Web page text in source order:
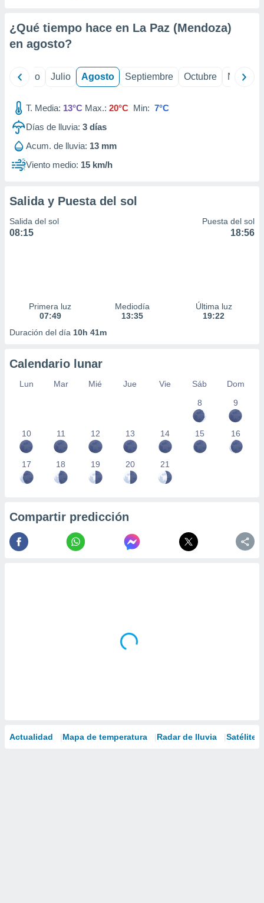
de
¿Qué tiempo hace en La Paz (Mendoza)
en agosto?
Junio Julio Agosto Septiembre Octubre
T. Media: 13°C Max.: 20°C Min: 7°C
Días de lluvia: 3 días
Acum. de lluvia: 13 mm
Viento medio: 15 km/h
Salida y Puesta del sol
Salida del sol
08:15
Puesta del sol
18:56
Primera luz
07:49
Mediodía
13:35
Última luz
19:22
Duración del día 10h 41m
Calendario lunar
Lun Mar Mié Jue Vie Sáb
Dom
8
9
10 11 12 13 14 15 16
17 18 19 20 21
Compartir predicción
Actualidad Mapa de temperatura Radar de lluvia Satélites